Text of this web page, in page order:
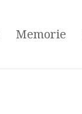
Memorie